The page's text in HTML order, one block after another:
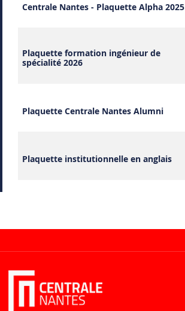
Centrale Nantes - Plaquette Alpha 2025
Plaquette formation ingénieur de
spécialité 2026
Plaquette Centrale Nantes Alumni
Plaquette institutionnelle en anglais